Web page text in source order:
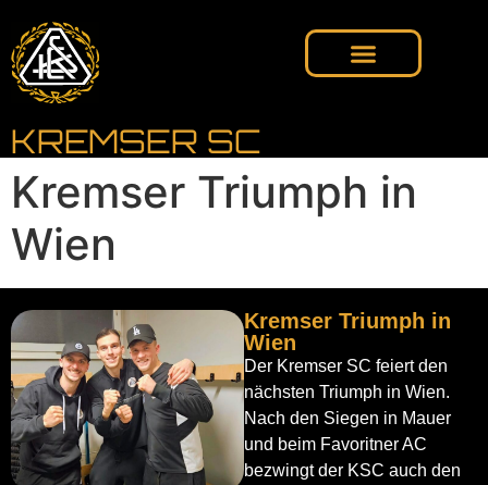
KREMSER SC
Kremser Triumph in
Wien
Kremser Triumph in
Wien
Der Kremser SC feiert den
nächsten Triumph in Wien.
Nach den Siegen in Mauer
und beim Favoritner AC
bezwingt der KSC auch den